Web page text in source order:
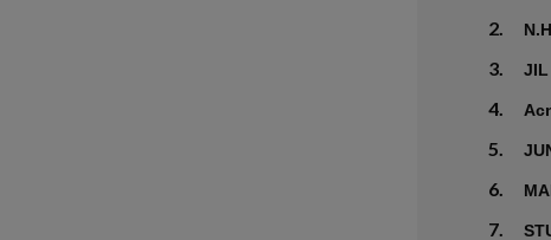
2.
3. JIL
4.
5.
6.
7.